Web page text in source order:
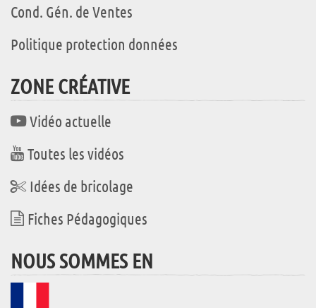
Cond. Gén. de Ventes
Politique protection données
ZONE CRÉATIVE
Vidéo actuelle
Toutes les vidéos
Idées de bricolage
Fiches Pédagogiques
NOUS SOMMES EN